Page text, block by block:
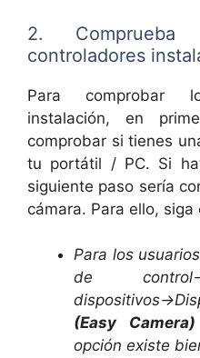
2. Comprueba
controladores
Para comprobar
instalación, en
comprobar si tienes
tu portátil / PC. Si
siguiente paso sería
cámara. Para ello, siga
Para los
de control-
dispositivos-
(Easy Camera)
opción existe